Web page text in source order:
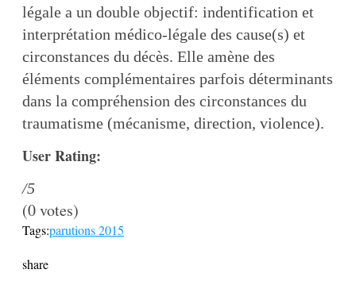
légale a un double objectif: indentification et
interprétation médico-légale des cause(s) et
circonstances du décès. Elle amène des
éléments complémentaires parfois déterminants
dans la compréhension des circonstances du
traumatisme (mécanisme, direction, violence).
User Rating:
/5
(0votes)
Tags:parutions 2015
share